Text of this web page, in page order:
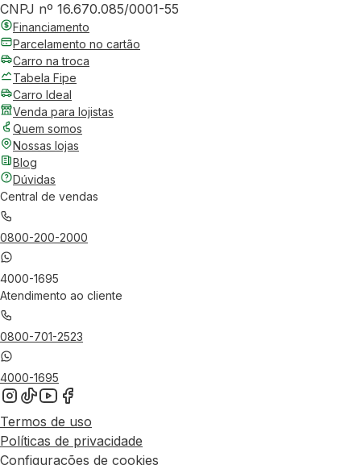
CNPJ nº 16.670.085/0001-55
Financiamento
Parcelamento no cartão
Carro na troca
Tabela Fipe
Carro Ideal
Venda para lojistas
Quem somos
Nossas lojas
Blog
Dúvidas
Central de vendas
0800-200-2000
4000-1695
Atendimento ao cliente
0800-701-2523
4000-1695
Termos de uso
Políticas de privacidade
Configurações de cookies